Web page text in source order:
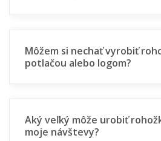
Môžem si nechať vyrobiť
potlačou alebo logom?
Aký veľký môže urobiť
moje návštevy?